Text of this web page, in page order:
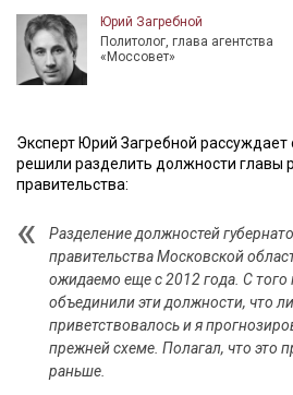
Юрий Загребной
Политолог, глава агентства
«Моссовет»
Эксперт Юрий Загребной
решили разделить должности главы
правительства:
Разделение должностей
правительства Московской
ожидаемо еще с 2012 года. С того
объединили эти должности, что
приветствовалось и я
прежней схеме. Полагал, что это
раньше.